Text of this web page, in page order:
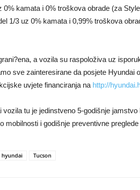
0% kamata i 0% troškova obrade (za
1/3 uz 0% kamata i 0,99% troškova
a vozila su raspoloživa uz
sve zainteresirane da posjete Hyundai
uvjete financiranja na http://
tu je jedinstveno 5-godišnje
mobilnosti i godišnje preventivne
hyundai Tucson